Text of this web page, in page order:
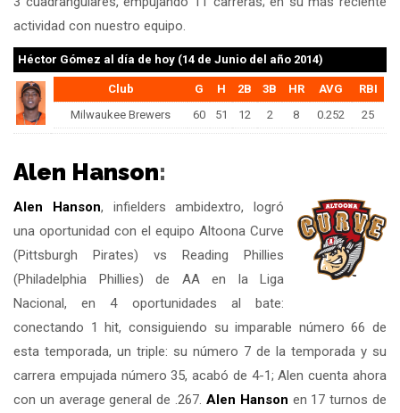
actividad con nuestro equipo.
Héctor Gómez al día de hoy (14 de Junio del año 2014)
Club G H 2B 3B HR AVG
RBI
Milwaukee Brewers
60 51 12 2 8 0.252 25
Alen Hanson:
Alen Hanson, infielders ambidextro, logró
una oportunidad con el equipo Altoona Curve
(Pittsburgh Pirates) vs Reading Phillies
(Philadelphia Phillies) de AA en la Liga
Nacional, en 4 oportunidades al bate:
conectando 1 hit, consiguiendo su imparable número 66 de
esta temporada, un triple: su número 7 de la temporada y su
carrera empujada número 35, acabó de 4-1; Alen cuenta ahora
con un average general de .267. Alen Hanson en 17 turnos de